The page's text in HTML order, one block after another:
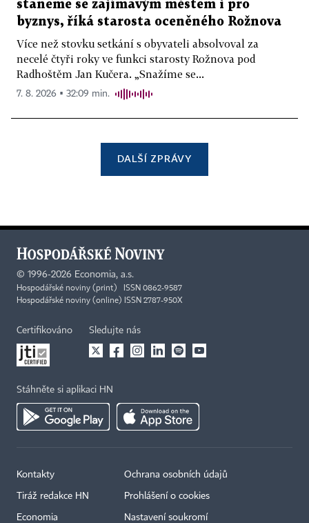
staneme se zajímavým městem i pro
byznys, říká starosta oceněného Rožnova
Více než stovku setkání s obyvateli absolvoval za
necelé čtyři roky ve funkci starosty Rožnova pod
Radhoštěm Jan Kučera. „Snažíme se...
7. 8. 2026 ▪ 32:09 min.
DALŠÍ ZPRÁVY
© 1996-2026 Economia, a.s.
Hospodářské noviny (print) ISSN 0862-9587
Hospodářské noviny (online) ISSN 2787-950X
Certifikováno Sledujte nás
Stáhněte si aplikaci HN
Kontakty
Tiráž redakce HN
Economia
Ochrana osobních údajů
Prohlášení o cookies
Nastavení soukromí